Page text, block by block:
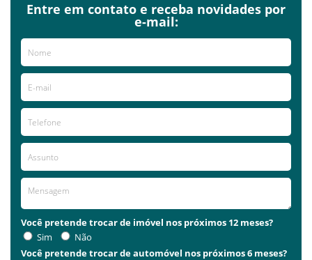
Entre em contato e receba novidades por
e-mail:
Você pretende trocar de imóvel nos próximos 12 meses?
Sim
Não
Você pretende trocar de automóvel nos próximos 6 meses?